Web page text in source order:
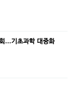
…기초과학 대중화